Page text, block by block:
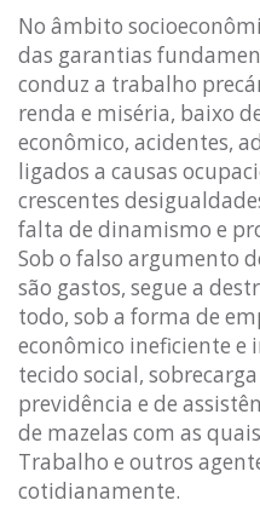
No âmbito
das garantias
conduz a trabalho
renda e miséria, baixo
econômico, acidentes,
ligados a causas
crescentes
falta de dinamismo e
Sob o falso argumento
são gastos, segue a
todo, sob a forma de
econômico ineficiente e
tecido social,
previdência e de
de mazelas com as
Trabalho e outros
cotidianamente.